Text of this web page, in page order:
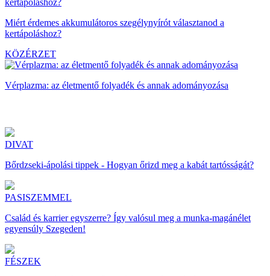
Miért érdemes akkumulátoros szegélynyírót választanod a
kertápoláshoz?
KÖZÉRZET
Vérplazma: az életmentő folyadék és annak adományozása
DIVAT
Bőrdzseki-ápolási tippek - Hogyan őrizd meg a kabát tartósságát?
PASISZEMMEL
Család és karrier egyszerre? Így valósul meg a munka-magánélet
egyensúly Szegeden!
FÉSZEK